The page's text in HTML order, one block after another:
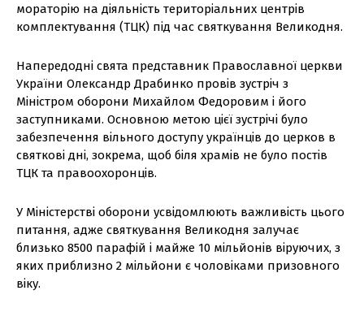
мораторію на діяльність територіальних центрів
комплектування (ТЦК) під час святкування Великодня.
Напередодні свята представник Православної церкви
України Олександр Драбинко провів зустріч з
Міністром оборони Михайлом Федоровим і його
заступниками. Основною метою цієї зустрічі було
забезпечення вільного доступу українців до церков в
святкові дні, зокрема, щоб біля храмів не було постів
ТЦК та правоохоронців.
У Міністерстві оборони усвідомлюють важливість цього
питання, адже святкування Великодня залучає
близько 8500 парафій і майже 10 мільйонів віруючих, з
яких приблизно 2 мільйони є чоловіками призовного
віку.